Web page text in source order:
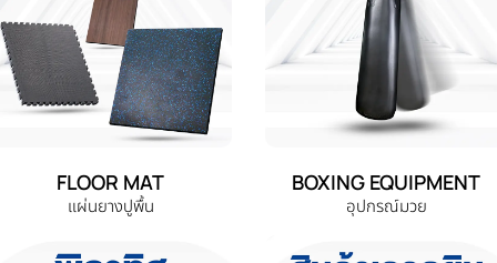
FLOOR MAT
แผ่นยางปูพื้น
BOXING EQUIPMENT
อุปกรณ์มวย